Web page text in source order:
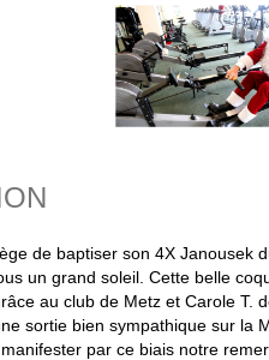
de baptiser son 4X Janousek
un grand soleil. Cette belle
au club de Metz et Carole T.
sortie bien sympathique sur la
par ce biais notre